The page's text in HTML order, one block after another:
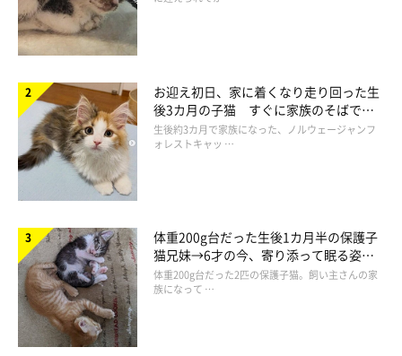
— かもしか (@b09a2032c)September 10, 2021
お迎え初日、家に着くなり走り回った生
後3カ月の子猫 すぐに家族のそばで落
ち着く姿に「迎えてよかった」
生後約3カ月で家族になった、ノルウェージャンフ
ォレストキャッ …
体重200g台だった生後1カ月半の保護子
猫兄妹→6才の今、寄り添って眠る姿に
ほっこり！
体重200g台だった2匹の保護子猫。飼い主さんの家
族になって …